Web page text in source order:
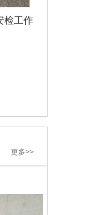
检工作
更多>>